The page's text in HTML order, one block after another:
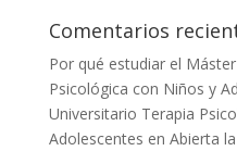
Comentarios
Por qué estudiar el
Psicológica con Niños y
Universitario Terapia
Adolescentes en Abierta